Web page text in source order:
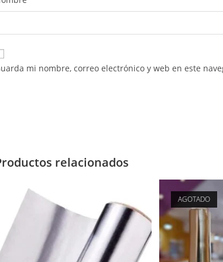
mi nombre, correo electrónico y web en este
relacionados
AGOTADO